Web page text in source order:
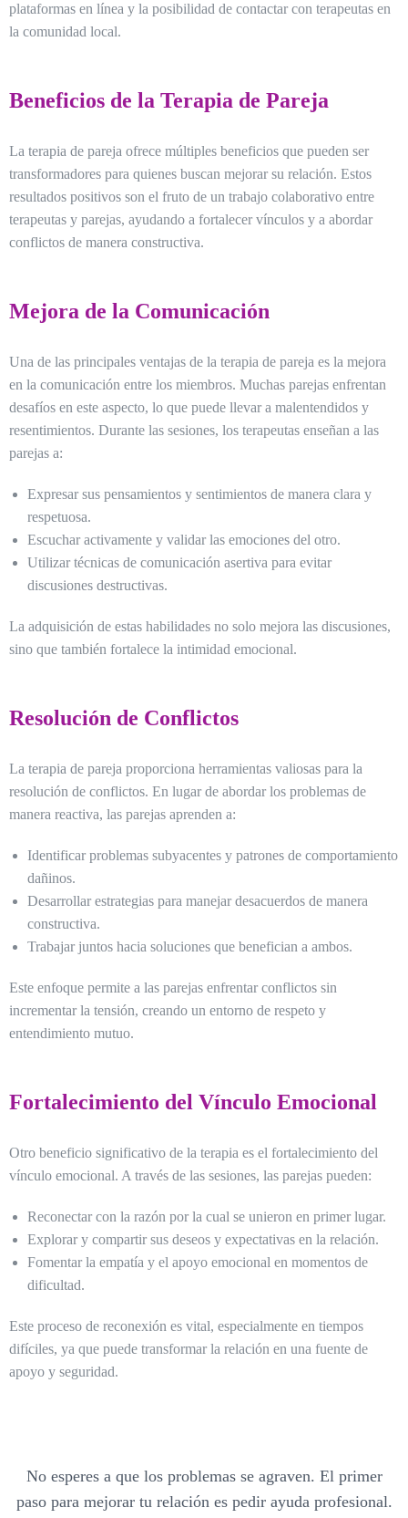
plataformas en línea y la posibilidad de contactar con terapeutas en
la comunidad local.
Beneficios de la Terapia de Pareja
La terapia de pareja ofrece múltiples beneficios que pueden ser
transformadores para quienes buscan mejorar su relación. Estos
resultados positivos son el fruto de un trabajo colaborativo entre
terapeutas y parejas, ayudando a fortalecer vínculos y a abordar
conflictos de manera constructiva.
Mejora de la Comunicación
Una de las principales ventajas de la terapia de pareja es la mejora
en la comunicación entre los miembros. Muchas parejas enfrentan
desafíos en este aspecto, lo que puede llevar a malentendidos y
resentimientos. Durante las sesiones, los terapeutas enseñan a las
parejas a:
Expresar sus pensamientos y sentimientos de manera clara y
respetuosa.
Escuchar activamente y validar las emociones del otro.
Utilizar técnicas de comunicación asertiva para evitar
discusiones destructivas.
La adquisición de estas habilidades no solo mejora las discusiones,
sino que también fortalece la intimidad emocional.
Resolución de Conflictos
La terapia de pareja proporciona herramientas valiosas para la
resolución de conflictos. En lugar de abordar los problemas de
manera reactiva, las parejas aprenden a:
Identificar problemas subyacentes y patrones de comportamiento
dañinos.
Desarrollar estrategias para manejar desacuerdos de manera
constructiva.
Trabajar juntos hacia soluciones que benefician a ambos.
Este enfoque permite a las parejas enfrentar conflictos sin
incrementar la tensión, creando un entorno de respeto y
entendimiento mutuo.
Fortalecimiento del Vínculo Emocional
Otro beneficio significativo de la terapia es el fortalecimiento del
vínculo emocional. A través de las sesiones, las parejas pueden:
Reconectar con la razón por la cual se unieron en primer lugar.
Explorar y compartir sus deseos y expectativas en la relación.
Fomentar la empatía y el apoyo emocional en momentos de
dificultad.
Este proceso de reconexión es vital, especialmente en tiempos
difíciles, ya que puede transformar la relación en una fuente de
apoyo y seguridad.
No esperes a que los problemas se agraven. El primer
paso para mejorar tu relación es pedir ayuda profesional.